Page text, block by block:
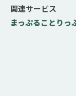
関連サービス
まっぷることりっ